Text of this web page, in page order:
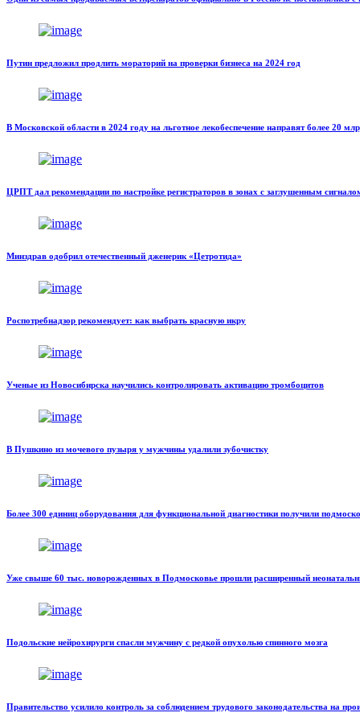
Путин предложил продлить мораторий на проверки бизнеса на 2024 год
В Московской области в 2024 году на льготное лекобеспечение направят более 20
ЦРПТ дал рекомендации по настройке регистраторов в зонах с заглушенным
Минздрав одобрил отечественный дженерик «Цетротида»
Роспотребнадзор рекомендует: как выбрать красную икру
Ученые из Новосибирска научились контролировать активацию тромбоцитов
В Пушкино из мочевого пузыря у мужчины удалили зубочистку
Более 300 единиц оборудования для функциональной диагностики получили
Уже свыше 60 тыс. новорожденных в Подмосковье прошли расширенный
Подольские нейрохирурги спасли мужчину с редкой опухолью спинного мозга
Правительство усилило контроль за соблюдением трудового законодательства на